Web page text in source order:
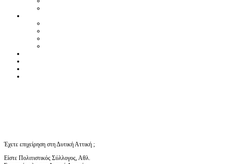
Έχετε επιχείρηση στη Δυτική Αττική ;
Είστε Πολιτιστικός Σύλλογος, Αθλ.